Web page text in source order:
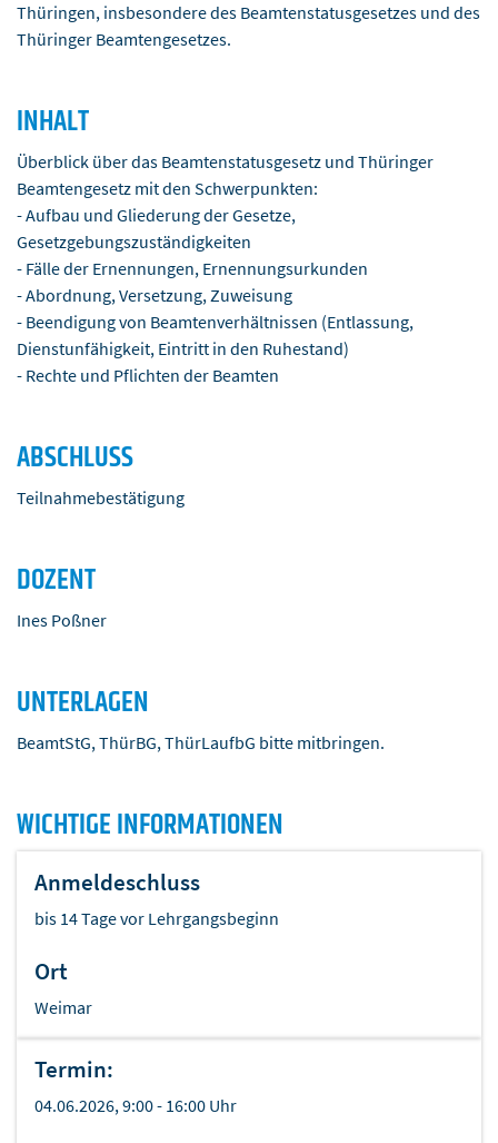
Thüringen, insbesondere des Beamtenstatusgesetzes und des
Thüringer Beamtengesetzes.
INHALT
Überblick über das Beamtenstatusgesetz und Thüringer
Beamtengesetz mit den Schwerpunkten:
- Aufbau und Gliederung der Gesetze,
Gesetzgebungszuständigkeiten
- Fälle der Ernennungen, Ernennungsurkunden
- Abordnung, Versetzung, Zuweisung
- Beendigung von Beamtenverhältnissen (Entlassung,
Dienstunfähigkeit, Eintritt in den Ruhestand)
- Rechte und Pflichten der Beamten
ABSCHLUSS
Teilnahmebestätigung
DOZENT
Ines Poßner
UNTERLAGEN
BeamtStG, ThürBG, ThürLaufbG bitte mitbringen.
WICHTIGE INFORMATIONEN
Anmeldeschluss
bis 14 Tage vor Lehrgangsbeginn
Ort
Weimar
Termin:
04.06.2026, 9:00 - 16:00 Uhr